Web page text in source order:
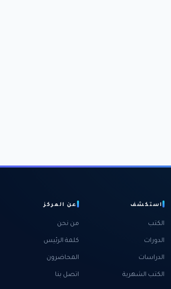
استكشف
الكتب
الدورات
الدراسات
الكتب الشهرية
عن المركز
من نحن
كلمة الرئيس
المحاضرون
اتصل بنا